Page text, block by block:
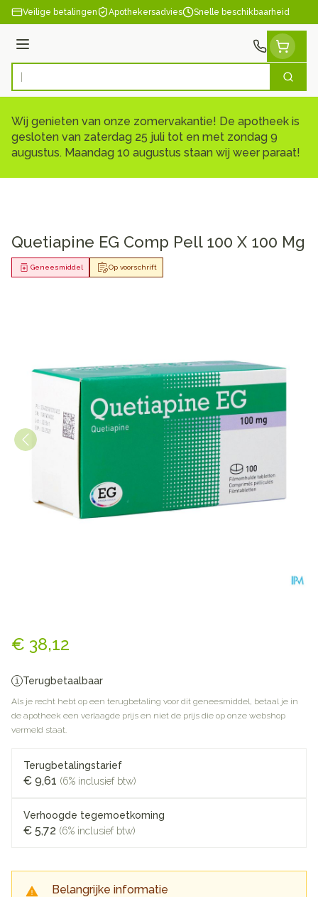
Ga naar de inhoud
Veilige betalingen Apothekersadvies Snelle beschikbaarheid
Menu
Product, merk, categorie... Zoek
Wij genieten van onze zomervakantie! De apotheek is
gesloten van zaterdag 25 juli tot en met zondag 9
augustus. Maandag 10 augustus staan wij weer paraat!
Quetiapine EG Comp Pell 100 X 100 Mg
Op voorschrift
Geneesmiddel
€ 38,12
Terugbetaalbaar
Als je recht hebt op een terugbetaling voor dit geneesmiddel, betaal je in
de apotheek een verlaagde prijs en niet de prijs die op onze webshop
vermeld staat.
Terugbetalingstarief
€ 9,61 (6% inclusief btw)
Verhoogde tegemoetkoming
€ 5,72 (6% inclusief btw)
Belangrijke informatie